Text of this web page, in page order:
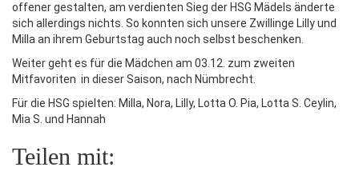
offener gestalten, am verdienten Sieg der HSG Mädels änderte
sich allerdings nichts. So konnten sich unsere Zwillinge Lilly und
Milla an ihrem Geburtstag auch noch selbst beschenken.
Weiter geht es für die Mädchen am 03.12. zum zweiten
Mitfavoriten in dieser Saison, nach Nümbrecht.
Für die HSG spielten: Milla, Nora, Lilly, Lotta O. Pia, Lotta S. Ceylin,
Mia S. und Hannah
Teilen mit: